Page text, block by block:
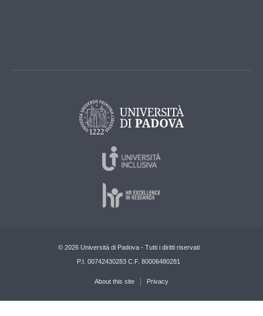
© 2026 Università di Padova - Tutti i diritti riservati
P.I. 00742430283 C.F. 80006480281
About this site Privacy